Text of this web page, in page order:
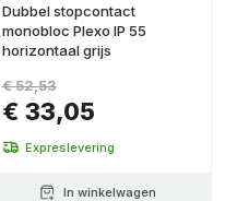
Dubbel stopcontact
monobloc Plexo IP 55
horizontaal grijs
€ 33,05
€ 52,53
Expreslevering
In winkelwagen